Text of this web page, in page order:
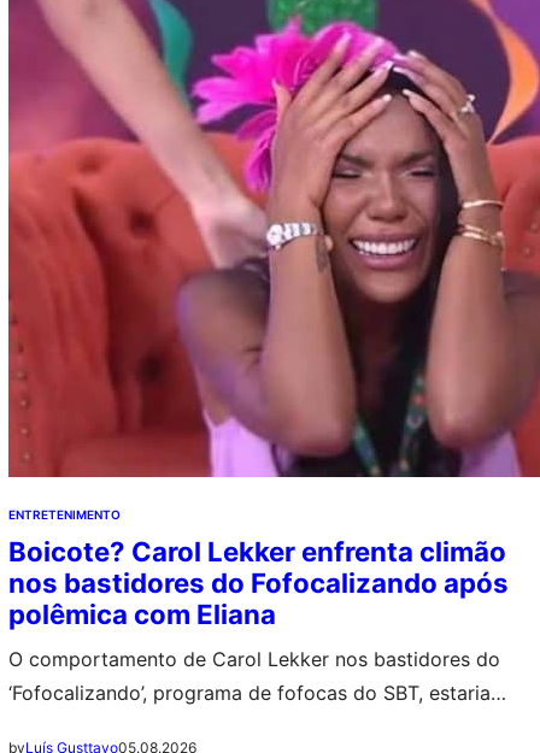
quais signos tendem a contar com uma fase mais
favorável, enquanto outros precisarão agir com mais…
ENTRETENIMENTO
Boicote? Carol Lekker enfrenta climão
nos bastidores do Fofocalizando após
polêmica com Eliana
O comportamento de Carol Lekker nos bastidores do
‘Fofocalizando’, programa de fofocas do SBT, estaria
byLuís Gusttavo05.08.2026